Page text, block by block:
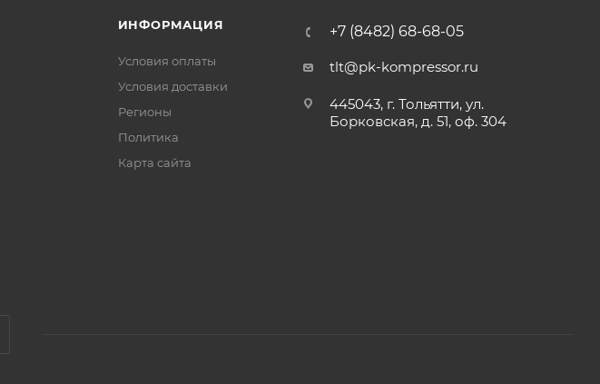
ИНФОРМАЦИЯ
Условия оплаты
Условия доставки
Регионы
Политика
Карта сайта
+7 (8482) 68-68-05
tlt@pk-kompressor.ru
445043, г. Тольятти, ул.
Борковская, д. 51, оф. 304